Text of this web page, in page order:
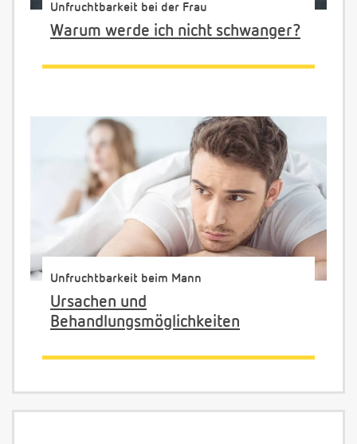
Unfruchtbarkeit bei der Frau
Warum werde ich nicht schwanger?
Unfruchtbarkeit beim Mann
Ursachen und
Behandlungsmöglichkeiten